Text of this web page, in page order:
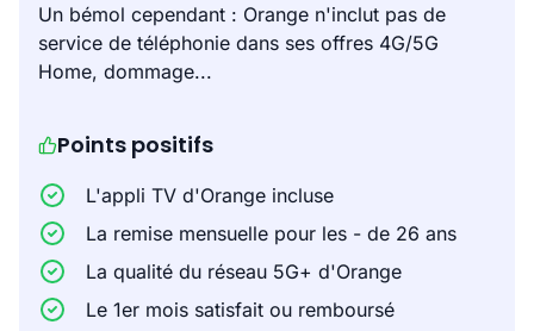
Un bémol cependant : Orange n'inclut pas de
service de téléphonie dans ses offres 4G/5G
Home, dommage...
Points positifs
L'appli TV d'Orange incluse
La remise mensuelle pour les - de 26 ans
La qualité du réseau 5G+ d'Orange
Le 1er mois satisfait ou remboursé